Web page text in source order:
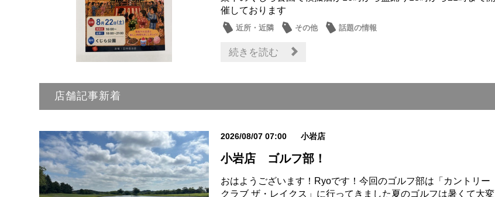
催しております
近所・近隣 その他 話題の情報
続きを読む
店舗記事新着
2026/08/07 07:00 小岩店
小岩店 ゴルフ部！
おはようございます！Ryoです！今回のゴルフ部は「カントリー
クラブ ザ・レイクス」に行ってきました夏のゴルフは暑くて大変